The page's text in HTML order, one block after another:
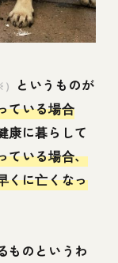
というものが
ている場合
康に暮らして
ている場合、
くに亡くなっ
ものというわ